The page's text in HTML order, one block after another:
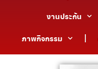
งานประกัน
ภาพกิจกรรม